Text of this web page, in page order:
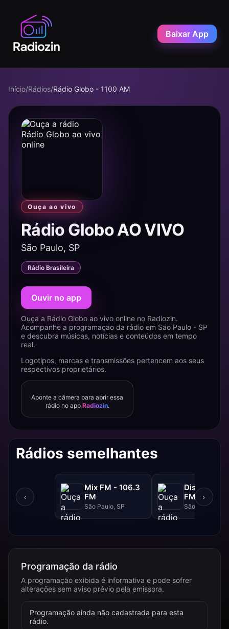
Baixar App
Início/Rádios/Rádio Globo - 1100 AM
Ouça ao vivo
Rádio Globo AO VIVO
São Paulo, SP
Rádio Brasileira
Ouvir no app
Ouça a Rádio Globo ao vivo online no Radiozin.
Acompanhe a programação da rádio em São Paulo - SP
e descubra músicas, notícias e conteúdos em tempo
real.
Logotipos, marcas e transmissões pertencem aos seus
respectivos proprietários.
Aponte a câmera para abrir essa
rádio no app Radiozin.
Rádios semelhantes
‹
Mix FM - 106.3
FM
São Paulo, SP
Disney -
FM
São Paulo, SP
›
Programação da rádio
A programação exibida é informativa e pode sofrer
alterações sem aviso prévio pela emissora.
Programação ainda não cadastrada para esta
rádio.